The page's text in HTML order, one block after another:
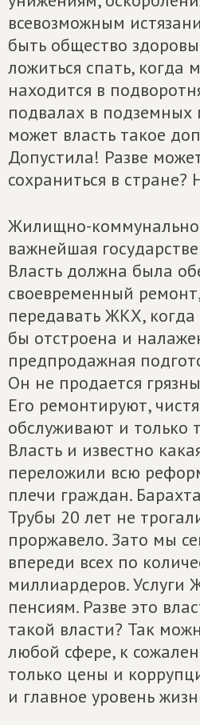
всевозможным
быть общество
ложиться спать, когда
находится в
подвалах в подземных
может власть такое
Допустила! Разве
сохраниться в стране?
Жилищно-
важнейшая
Власть должна была
своевременный
передавать ЖКХ,
бы отстроена и
предпродажная
Он не продается
Его ремонтируют,
обслуживают и только
Власть и известно
переложили всю
плечи граждан.
Трубы 20 лет не
проржавело. Зато мы
впереди всех по
миллиардеров. Услуги
пенсиям. Разве это
такой власти? Так
любой сфере, к
только цены и
и главное уровень